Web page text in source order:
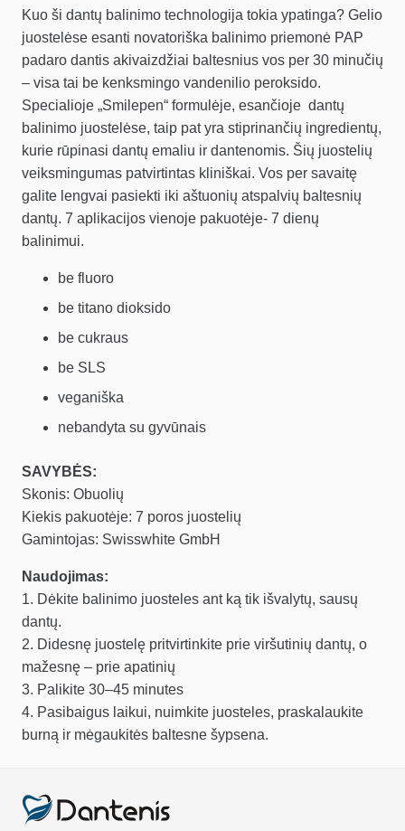
Kuo ši dantų balinimo technologija tokia ypatinga? Gelio
juostelėse esanti novatoriška balinimo priemonė PAP
padaro dantis akivaizdžiai baltesnius vos per 30 minučių
– visa tai be kenksmingo vandenilio peroksido.
Specialioje „Smilepen“ formulėje, esančioje dantų
balinimo juostelėse, taip pat yra stiprinančių ingredientų,
kurie rūpinasi dantų emaliu ir dantenomis. Šių juostelių
veiksmingumas patvirtintas kliniškai. Vos per savaitę
galite lengvai pasiekti iki aštuonių atspalvių baltesnių
dantų. 7 aplikacijos vienoje pakuotėje- 7 dienų
balinimui.
be fluoro
be titano dioksido
be cukraus
be SLS
veganiška
nebandyta su gyvūnais
SAVYBĖS:
Skonis: Obuolių
Kiekis pakuotėje: 7 poros juostelių
Gamintojas: Swisswhite GmbH
Naudojimas:
1. Dėkite balinimo juosteles ant ką tik išvalytų, sausų
dantų.
2. Didesnę juostelę pritvirtinkite prie viršutinių dantų, o
mažesnę – prie apatinių
3. Palikite 30–45 minutes
4. Pasibaigus laikui, nuimkite juosteles, praskalaukite
burną ir mėgaukitės baltesne šypsena.